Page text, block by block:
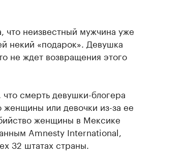
неизвестный мужчина уже
некий «подарок». Девушка
не ждет возвращения этого
смерть девушки-блогера
или девочки из-за ее
женщины в Мексике
Amnesty International,
32 штатах страны.